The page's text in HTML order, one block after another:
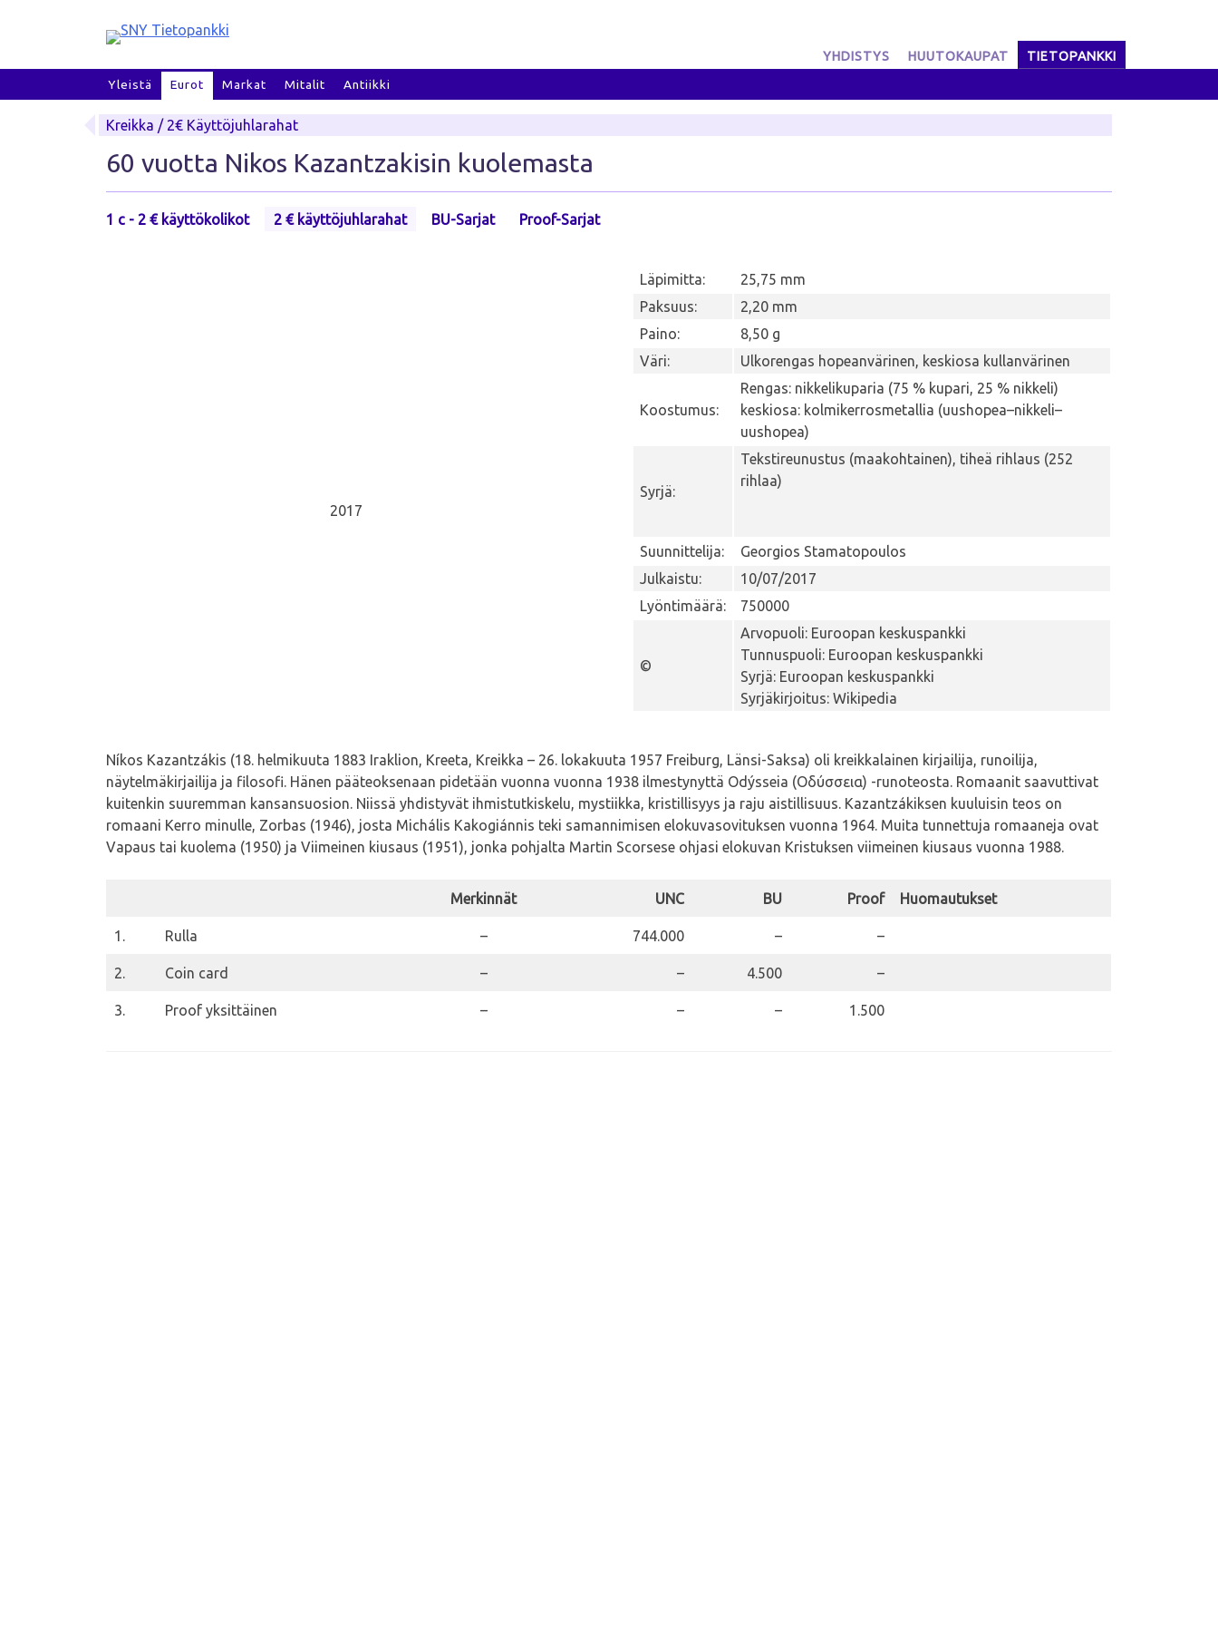
YHDISTYS HUUTOKAUPAT
TIETOPANKKI
Yleistä
Eurot Markat Mitalit Antiikki
Kreikka / 2€ Käyttöjuhlarahat
60 vuotta Nikos Kazantzakisin kuolemasta
1 c - 2 € käyttökolikot 2 € käyttöjuhlarahat BU-Sarjat Proof-Sarjat
2017
Läpimitta:
25,75 mm
Paksuus:
2,20 mm
Paino:
8,50 g
Väri:
Ulkorengas hopeanvärinen, keskiosa kullanvärinen
Koostumus:
Rengas: nikkelikuparia (75 % kupari, 25 % nikkeli)
keskiosa: kolmikerrosmetallia (uushopea–nikkeli–
uushopea)
Syrjä:
Tekstireunustus (maakohtainen), tiheä rihlaus (252
rihlaa)
Suunnittelija:
Georgios Stamatopoulos
Julkaistu:
10/07/2017
Lyöntimäärä:
750000
©
Arvopuoli: Euroopan keskuspankki
Tunnuspuoli: Euroopan keskuspankki
Syrjä: Euroopan keskuspankki
Syrjäkirjoitus: Wikipedia
Níkos Kazantzákis (18. helmikuuta 1883 Iraklion, Kreeta, Kreikka – 26. lokakuuta 1957 Freiburg, Länsi-Saksa) oli kreikkalainen kirjailija, runoilija,
näytelmäkirjailija ja filosofi. Hänen pääteoksenaan pidetään vuonna vuonna 1938 ilmestynyttä Odýsseia (Οδύσσεια) -runoteosta. Romaanit saavuttivat
kuitenkin suuremman kansansuosion. Niissä yhdistyvät ihmistutkiskelu, mystiikka, kristillisyys ja raju aistillisuus. Kazantzákiksen kuuluisin teos on
romaani Kerro minulle, Zorbas (1946), josta Michális Kakogiánnis teki samannimisen elokuvasovituksen vuonna 1964. Muita tunnettuja romaaneja ovat
Vapaus tai kuolema (1950) ja Viimeinen kiusaus (1951), jonka pohjalta Martin Scorsese ohjasi elokuvan Kristuksen viimeinen kiusaus vuonna 1988.
Merkinnät UNC BU Proof Huomautukset
1. Rulla – 744.000 – –
2. Coin card – – 4.500 –
3. Proof yksittäinen – – – 1.500